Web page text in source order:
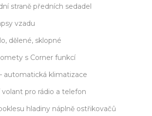
straně předních sedadel
vzadu
dělené, sklopné
s Corner funkcí
automatická klimatizace
pro rádio a telefon
hladiny náplně ostřikovačů